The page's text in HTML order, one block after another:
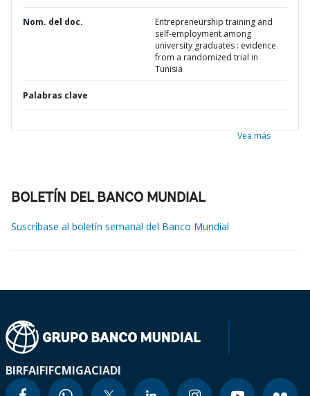
Nom. del doc.
Entrepreneurship training and
self-employment among
university graduates : evidence
from a randomized trial in
Tunisia
Palabras clave
Vea más
BOLETÍN DEL BANCO MUNDIAL
Suscríbase al boletín semanal del Banco Mundial
BIRFAIFIFCMIGACIADI